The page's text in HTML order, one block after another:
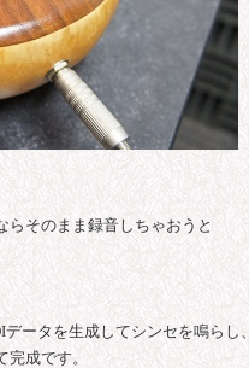
らそのまま録音しちゃおうと
ータを生成してシンセを鳴らし、
成です。